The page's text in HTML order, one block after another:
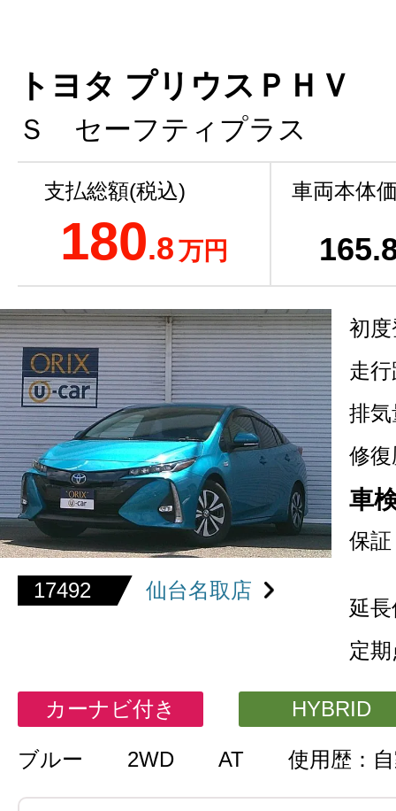
トヨタ プリウスＰＨＶ
Ｓ セーフティプラス
支払総額(税込)
180.8万円
車両本体
165
17492 仙台名取店
初
走
排気
修復
車
保証
延
定
カーナビ付き HYBRID
ブルー 2WD AT 使用歴：